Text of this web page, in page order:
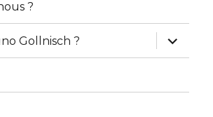
?
Gollnisch ?
ouvrir
le
sous-